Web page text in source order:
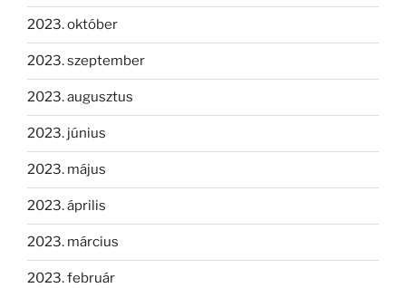
2023. október
2023. szeptember
2023. augusztus
2023. június
2023. május
2023. április
2023. március
2023. február